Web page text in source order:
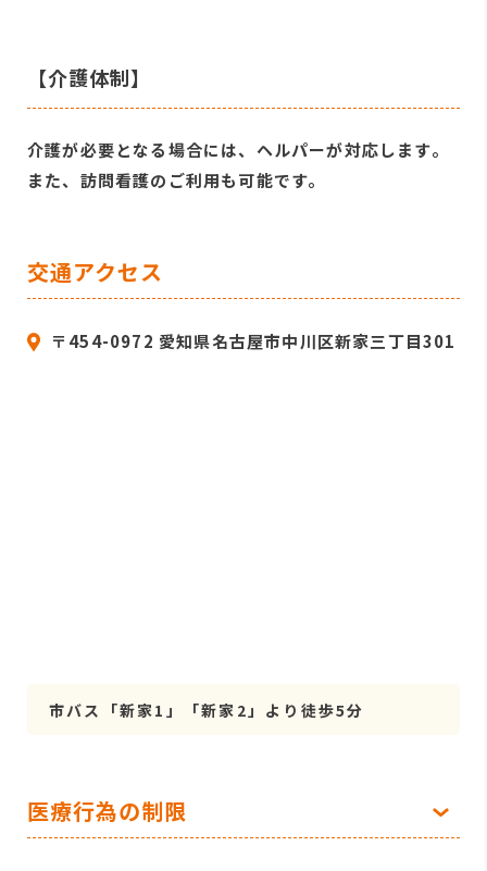
【介護体制】
介護が必要となる場合には、ヘルパーが対応します。
また、訪問看護のご利用も可能です。
交通アクセス
〒454-0972 愛知県名古屋市中川区新家三丁目301
市バス「新家1」「新家2」より徒歩5分
医療行為の制限